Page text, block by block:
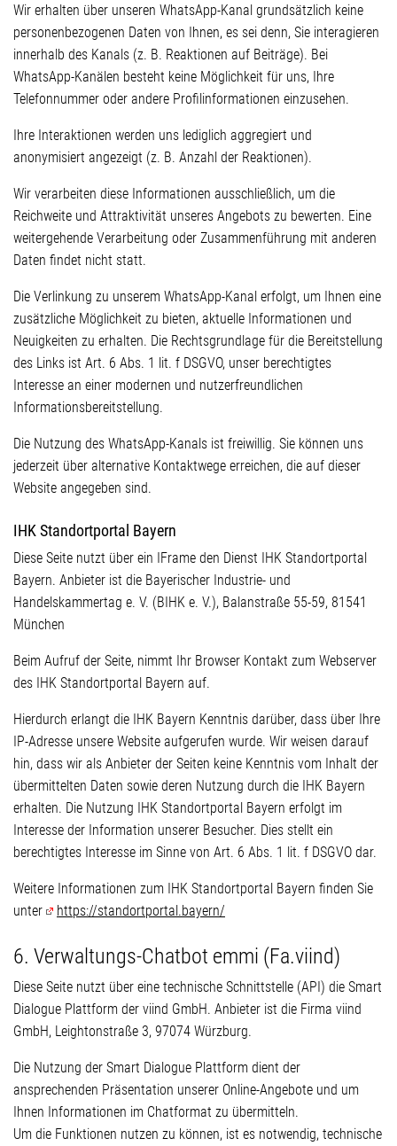
Wir erhalten über unseren WhatsApp-Kanal grundsätzlich keine
personenbezogenen Daten von Ihnen, es sei denn, Sie interagieren
innerhalb des Kanals (z. B. Reaktionen auf Beiträge). Bei
WhatsApp-Kanälen besteht keine Möglichkeit für uns, Ihre
Telefonnummer oder andere Profilinformationen einzusehen.
Ihre Interaktionen werden uns lediglich aggregiert und
anonymisiert angezeigt (z. B. Anzahl der Reaktionen).
Wir verarbeiten diese Informationen ausschließlich, um die
Reichweite und Attraktivität unseres Angebots zu bewerten. Eine
weitergehende Verarbeitung oder Zusammenführung mit anderen
Daten findet nicht statt.
Die Verlinkung zu unserem WhatsApp-Kanal erfolgt, um Ihnen eine
zusätzliche Möglichkeit zu bieten, aktuelle Informationen und
Neuigkeiten zu erhalten. Die Rechtsgrundlage für die Bereitstellung
des Links ist Art. 6 Abs. 1 lit. f DSGVO, unser berechtigtes
Interesse an einer modernen und nutzerfreundlichen
Informationsbereitstellung.
Die Nutzung des WhatsApp-Kanals ist freiwillig. Sie können uns
jederzeit über alternative Kontaktwege erreichen, die auf dieser
Website angegeben sind.
IHK Standortportal Bayern
Diese Seite nutzt über ein IFrame den Dienst IHK Standortportal
Bayern. Anbieter ist die Bayerischer Industrie- und
Handelskammertag e. V. (BIHK e. V.), Balanstraße 55-59, 81541
München
Beim Aufruf der Seite, nimmt Ihr Browser Kontakt zum Webserver
des IHK Standortportal Bayern auf.
Hierdurch erlangt die IHK Bayern Kenntnis darüber, dass über Ihre
IP-Adresse unsere Website aufgerufen wurde. Wir weisen darauf
hin, dass wir als Anbieter der Seiten keine Kenntnis vom Inhalt der
übermittelten Daten sowie deren Nutzung durch die IHK Bayern
erhalten. Die Nutzung IHK Standortportal Bayern erfolgt im
Interesse der Information unserer Besucher. Dies stellt ein
berechtigtes Interesse im Sinne von Art. 6 Abs. 1 lit. f DSGVO dar.
Weitere Informationen zum IHK Standortportal Bayern finden Sie
unter
https://standortportal.bayern/
6. Verwaltungs-Chatbot emmi (Fa.viind)
Diese Seite nutzt über eine technische Schnittstelle (API) die Smart
Dialogue Plattform der viind GmbH. Anbieter ist die Firma viind
GmbH, Leightonstraße 3, 97074 Würzburg.
Die Nutzung der Smart Dialogue Plattform dient der
ansprechenden Präsentation unserer Online-Angebote und um
Ihnen Informationen im Chatformat zu übermitteln.
Um die Funktionen nutzen zu können, ist es notwendig, technische